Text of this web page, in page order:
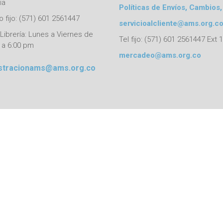
fijo: (571) 601 2561447
Lunes a Viernes de
6:00 pm
Políticas de Envíos, Cambios,
servicioalcliente@ams.org.co
Tel fijo: (571) 601 2561447 Ext
mercadeo@ams.org.co